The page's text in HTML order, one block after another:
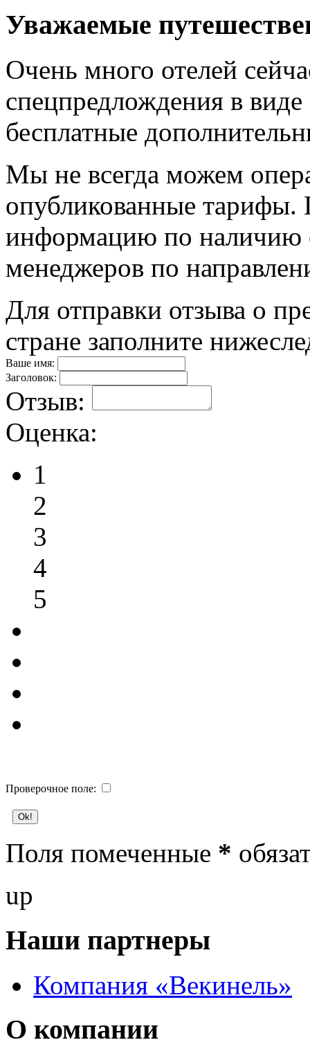
Уважаемые
Очень много отелей
спецпредлождения в
бесплатные
Мы не всегда можем
опубликованные тарифы.
информацию по наличию
менеджеров по
Для отправки отзыва о
стране заполните
Ваше имя:
Заголовок:
Отзыв:
Оценка:
1
2
3
4
5
Проверочное поле:
Поля помеченные *
up
Наши партнеры
Компания «Векинель»
О компании